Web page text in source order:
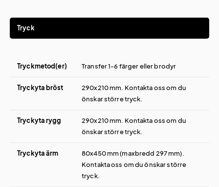
Tryck
Tryckmetod(er) Transfer 1-6 färger eller brodyr
Tryckyta bröst
290x210 mm. Kontakta oss om du
önskar större tryck.
Tryckyta rygg
290x210 mm. Kontakta oss om du
önskar större tryck.
Tryckyta ärm
80x450 mm (maxbredd 297 mm).
Kontakta oss om du önskar större
tryck.